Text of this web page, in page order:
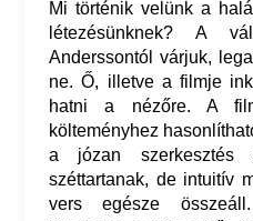
Mi történik velünk a
létezésünknek? A
Anderssontól várjuk,
ne. Ő, illetve a filmje
hatni a nézőre. A
költeményhez
a józan szerkesztés
széttartanak, de intuitív
vers egésze